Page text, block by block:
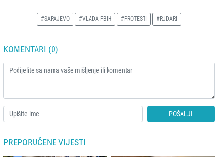
#SARAJEVO #VLADA FBIH #PROTESTI #RUDARI
KOMENTARI (0)
POŠALJI
PREPORUČENE VIJESTI